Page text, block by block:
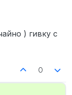
) гивку с
0